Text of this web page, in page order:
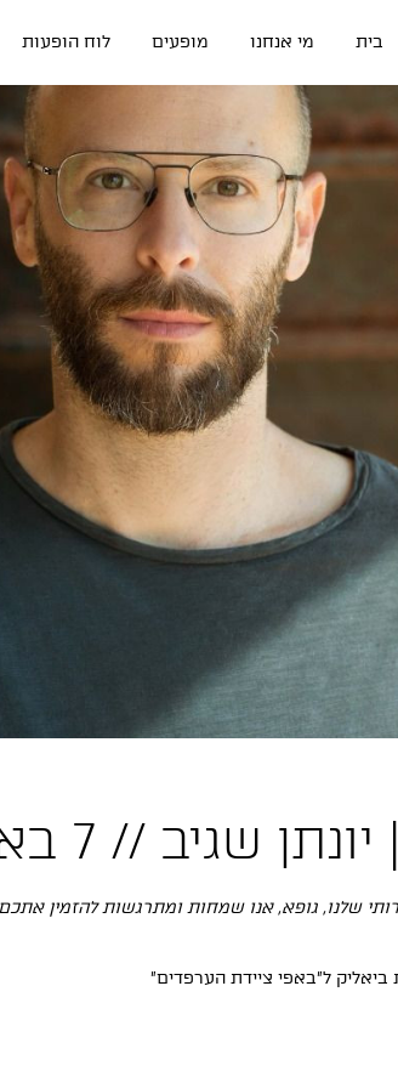
בית מי אנחנו מופעים לוח הופעות
// 7 באוגוסט 24
שלנו, גופא, אנו שמחות ומתרגשות להזמין
ביאליק ל״באפי ציידת הערפדים״